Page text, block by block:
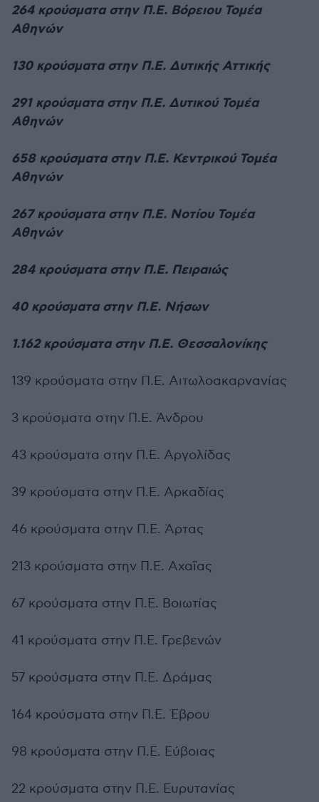
264 κρούσματα στην Π.Ε. Βόρειου Τομέα
Αθηνών
130 κρούσματα στην Π.Ε. Δυτικής Αττικής
291 κρούσματα στην Π.Ε. Δυτικού Τομέα
Αθηνών
658 κρούσματα στην Π.Ε. Κεντρικού Τομέα
Αθηνών
267 κρούσματα στην Π.Ε. Νοτίου Τομέα
Αθηνών
284 κρούσματα στην Π.Ε. Πειραιώς
40 κρούσματα στην Π.Ε. Νήσων
1.162 κρούσματα στην Π.Ε. Θεσσαλονίκης
139 κρούσματα στην Π.Ε. Αιτωλοακαρνανίας
3 κρούσματα στην Π.Ε. Άνδρου
43 κρούσματα στην Π.Ε. Αργολίδας
39 κρούσματα στην Π.Ε. Αρκαδίας
46 κρούσματα στην Π.Ε. Άρτας
213 κρούσματα στην Π.Ε. Αχαΐας
67 κρούσματα στην Π.Ε. Βοιωτίας
41 κρούσματα στην Π.Ε. Γρεβενών
57 κρούσματα στην Π.Ε. Δράμας
164 κρούσματα στην Π.Ε. Έβρου
98 κρούσματα στην Π.Ε. Εύβοιας
22 κρούσματα στην Π.Ε. Ευρυτανίας